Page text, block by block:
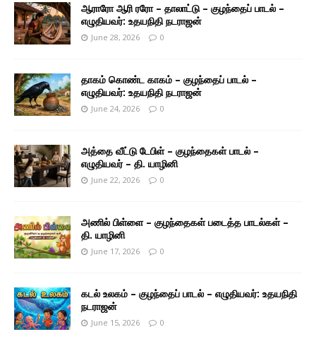
ஆராரோ ஆரி ரரோ – தாலாட்டு – குழந்தைப் பாடல் –
எழுதியவர்: உதயநிதி நடராஜன்
June 28, 2026 0
தாகம் கொண்ட காகம் – குழந்தைப் பாடல் –
எழுதியவர்: உதயநிதி நடராஜன்
June 24, 2026 0
அத்தை வீட்டு டேபிள் – குழந்தைகள் பாடல் –
எழுதியவர் – தி. யாழினி
June 22, 2026 0
அணில் பிள்ளை – குழந்தைகள் படைத்த பாடல்கள் –
தி. யாழினி
June 17, 2026 0
கடல் உலகம் – குழந்தைப் பாடல் – எழுதியவர்: உதயநிதி
நடராஜன்
June 15, 2026 0